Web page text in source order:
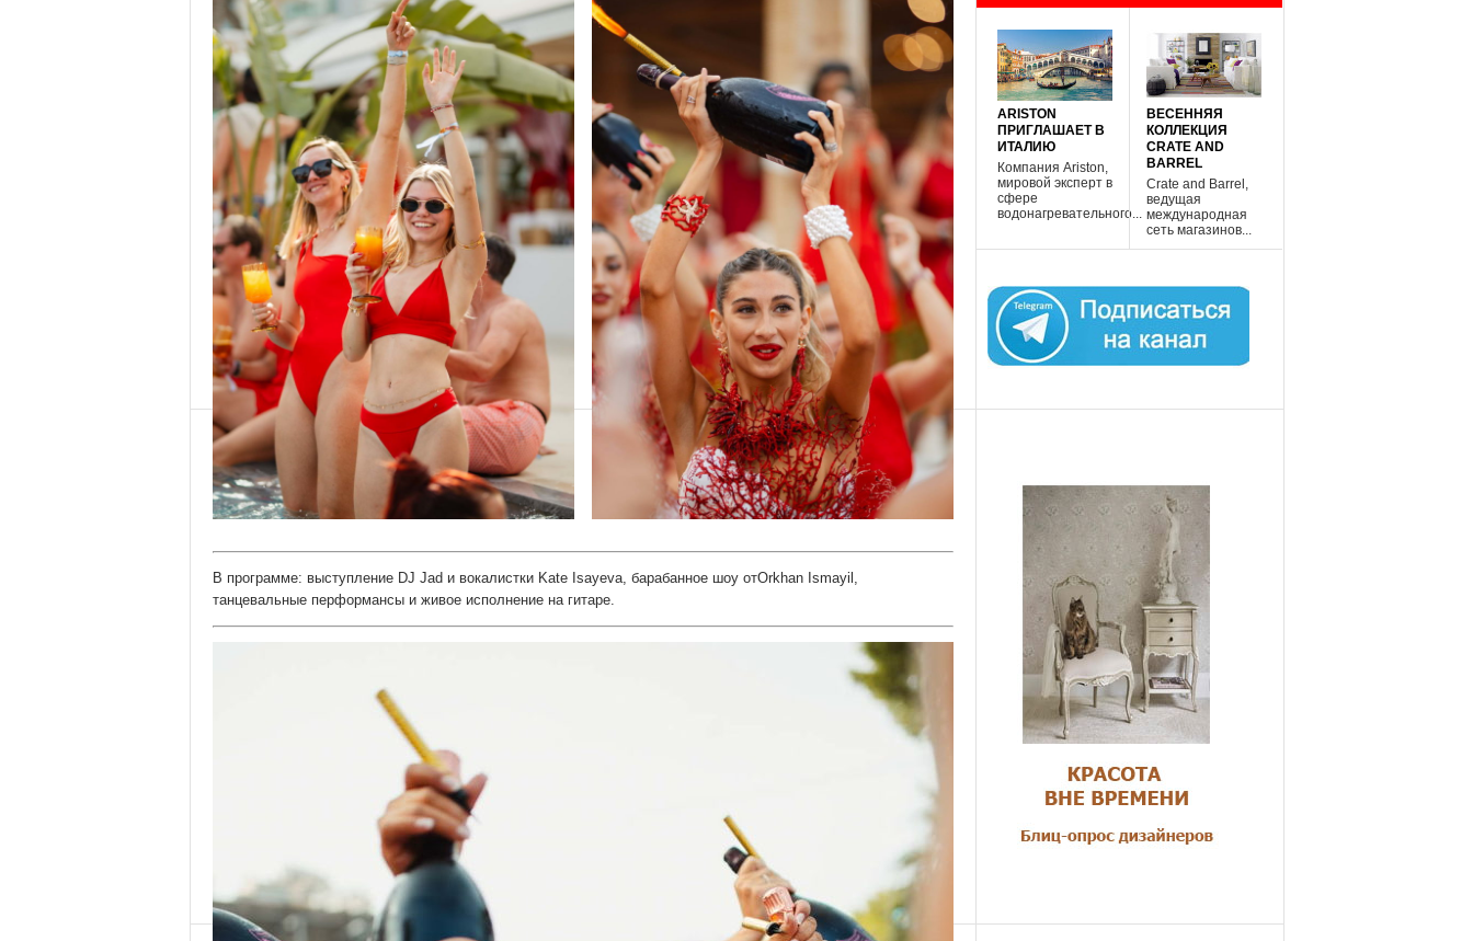
В программе: выступление DJ Jad и вокалистки Kate Isayeva, барабанное шоу отOrkhan Ismayil,
танцевальные перформансы и живое исполнение на гитаре.
ARISTON
ПРИГЛАШАЕТ В
ИТАЛИЮ
Компания Ariston,
мировой эксперт в
сфере
водонагревательного...
ВЕСЕННЯЯ
КОЛЛЕКЦИЯ
CRATE AND
BARREL
Crate and Barrel,
ведущая
международная
сеть магазинов...